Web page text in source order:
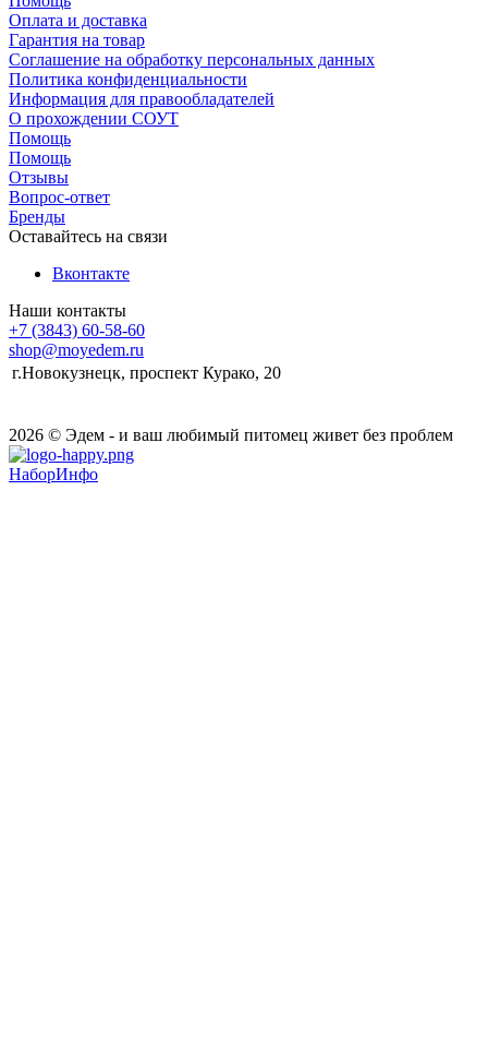
Оплата и доставка
Гарантия на товар
Соглашение на обработку персональных данных
Политика конфиденциальности
Информация для правообладателей
О прохождении СОУТ
Помощь
Помощь
Отзывы
Вопрос-ответ
Бренды
Оставайтесь на связи
Вконтакте
Наши контакты
+7 (3843) 60-58-60
shop@moyedem.ru
г.Новокузнецк, проспект Курако, 20
2026 © Эдем - и ваш любимый питомец живет без проблем
НаборИнфо